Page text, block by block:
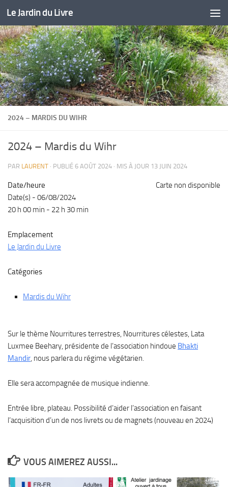
Skip to content
Le Jardin du Livre
2024 – MARDIS DU WIHR
2024 – Mardis du Wihr
PAR LAURENT · PUBLIÉ 6 AOÛT 2024 · MIS À JOUR 13 JUIN 2024
Carte non disponible
Date/heure
Date(s) - 06/08/2024
20 h 00 min - 22 h 30 min
Emplacement
Le Jardin du Livre
Catégories
Mardis du Wihr
Sur le thème Nourritures terrestres, Nourritures célestes, Lata
Luxmee Beehary, présidente de l’association hindoue Bhakti
Mandir , nous parlera du régime végétarien.
Elle sera accompagnée de musique indienne.
Entrée libre, plateau. Possibilité d’aider l’association en faisant
l’acquisition d’un de nos livrets ou de magnets (nouveau en 2024)
VOUS AIMEREZ AUSSI...